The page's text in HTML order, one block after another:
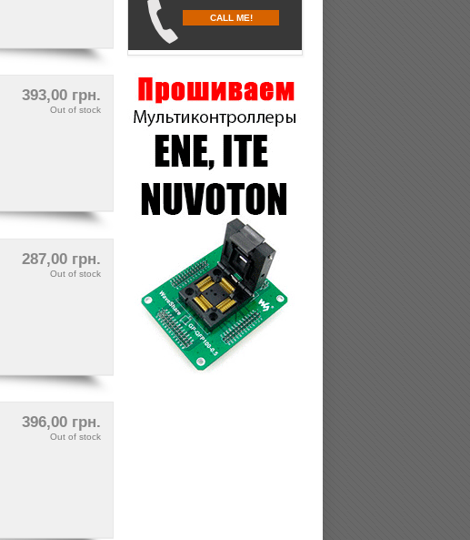
393,00 грн.
Out of stock
287,00 грн.
Out of stock
396,00 грн.
Out of stock
CALL ME!